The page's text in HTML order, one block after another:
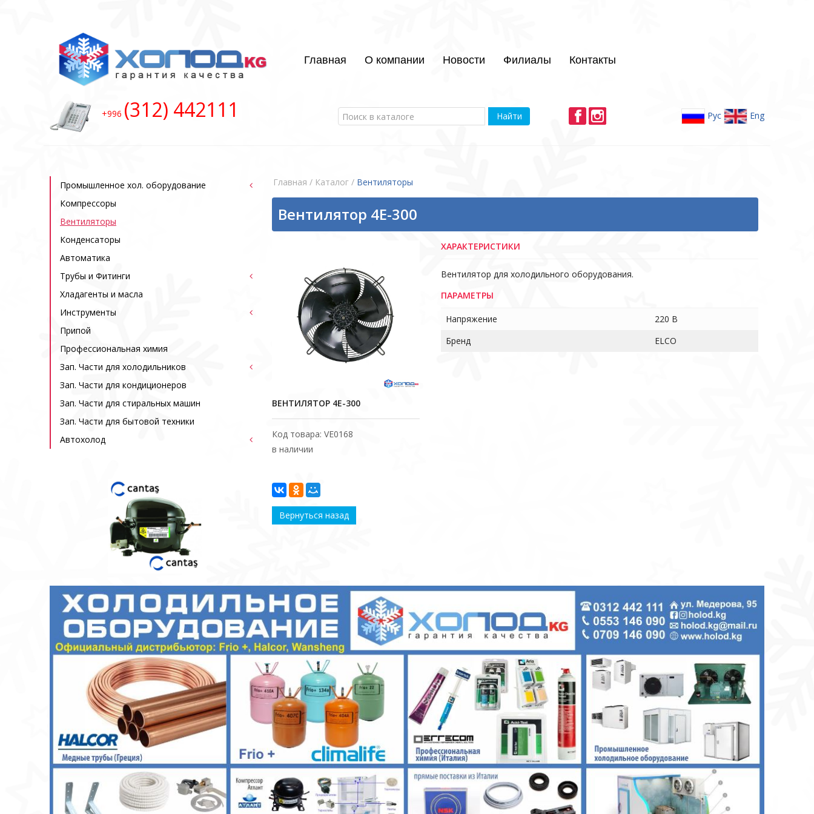
Главная О компании Новости Филиалы Контакты
+996 (312) 442111 Найти Рус Eng
Промышленное хол. оборудование
Компрессоры
Bентиляторы
Конденсаторы
Автоматика
Трубы и Фитинги
Хладагенты и масла
Инструменты
Припой
Профессиональная химия
Зап. Части для холодильников
Зап. Части для кондиционеров
Зап. Части для стиральных машин
Зап. Части для бытовой техники
Автохолод
Главная / Каталог / Bентиляторы
Вентилятор 4E-300
ВЕНТИЛЯТОР 4E-300
Код товара: VE0168
в наличии
ХАРАКТЕРИСТИКИ
Вентилятор для холодильного оборудования.
ПАРАМЕТРЫ
Напряжение
220 В
Бренд
ELCO
Вернуться назад